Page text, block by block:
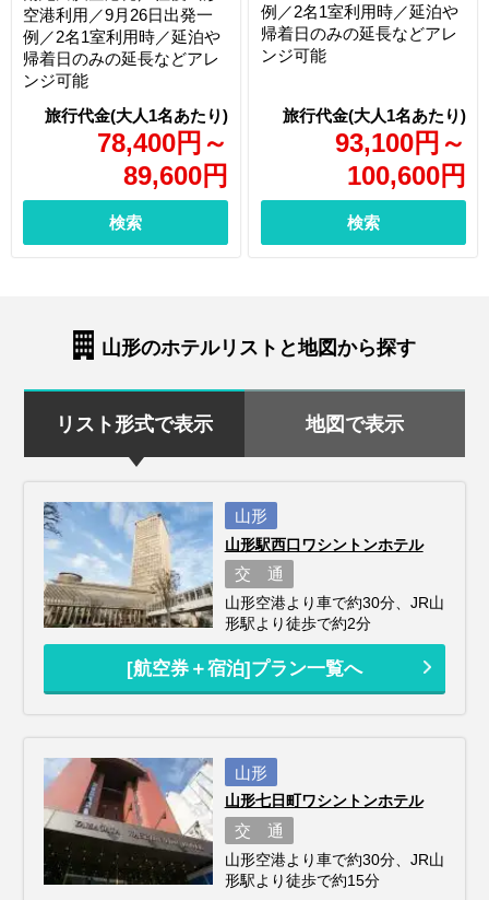
78,400円 ～
89,600円
空港利用／9月26日出発一
例／2名1室利用時／延泊や
帰着日のみの延長などアレ
ンジ可能
検索
93,100円 ～
100,600円
例／2名1室利用時／延泊や
帰着日のみの延長などアレ
ンジ可能
検索
山形のホテルリストと地図から探す
リスト形式で表示 地図で表示
山形
山形駅西口ワシントンホテル
交 通
山形空港より車で約30分、JR山
形駅より徒歩で約2分
[航空券＋宿泊]プラン一覧へ
山形
山形七日町ワシントンホテル
交 通
山形空港より車で約30分、JR山
形駅より徒歩で約15分